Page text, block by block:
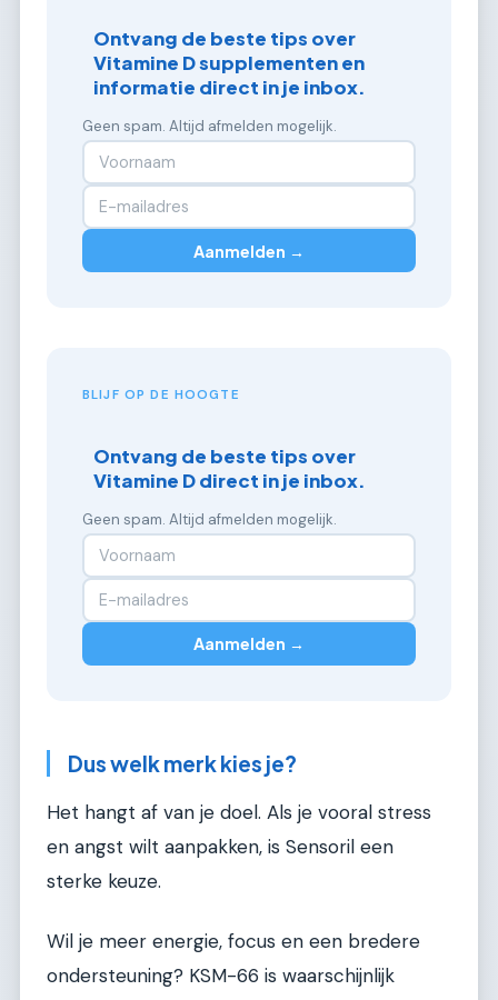
Ontvang de beste tips over
Vitamine D supplementen en
informatie direct in je inbox.
Geen spam. Altijd afmelden mogelijk.
Aanmelden →
BLIJF OP DE HOOGTE
Ontvang de beste tips over
Vitamine D direct in je inbox.
Geen spam. Altijd afmelden mogelijk.
Aanmelden →
Dus welk merk kies je?
Het hangt af van je doel. Als je vooral stress
en angst wilt aanpakken, is Sensoril een
sterke keuze.
Wil je meer energie, focus en een bredere
ondersteuning? KSM-66 is waarschijnlijk